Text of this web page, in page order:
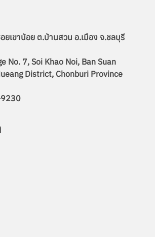
เขาน้อย ต.บ้านสวน อ.เมือง จ.ชลบุรี
No. 7, Soi Khao Noi, Ban Suan
District, Chonburi Province